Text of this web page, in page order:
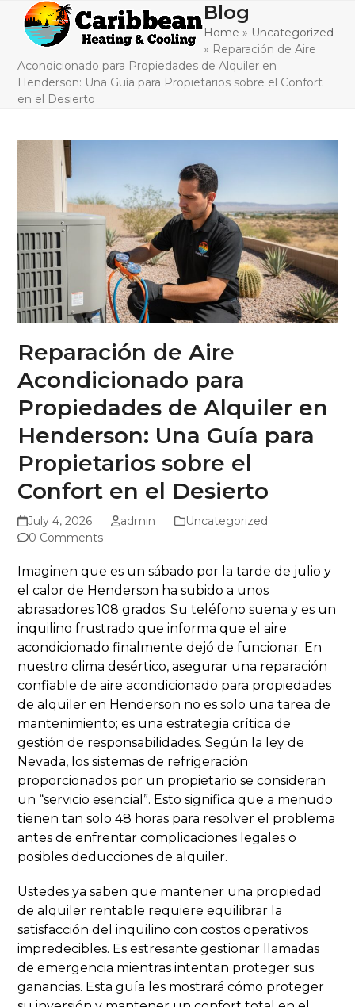
content
Open
mobile
menu
Close
mobile
menu
Blog
Home » Uncategorized
» Reparación de Aire
Acondicionado para Propiedades de Alquiler en
Henderson: Una Guía para Propietarios sobre el Confort
en el Desierto
Reparación de Aire
Acondicionado para
Propiedades de Alquiler en
Henderson: Una Guía para
Propietarios sobre el
Confort en el Desierto
July 4, 2026 admin
Uncategorized
0 Comments
Imaginen que es un sábado por la tarde de julio y
el calor de Henderson ha subido a unos
abrasadores 108 grados. Su teléfono suena y es un
inquilino frustrado que informa que el aire
acondicionado finalmente dejó de funcionar. En
nuestro clima desértico, asegurar una reparación
confiable de aire acondicionado para propiedades
de alquiler en Henderson no es solo una tarea de
mantenimiento; es una estrategia crítica de
gestión de responsabilidades. Según la ley de
Nevada, los sistemas de refrigeración
proporcionados por un propietario se consideran
un “servicio esencial”. Esto significa que a menudo
tienen tan solo 48 horas para resolver el problema
antes de enfrentar complicaciones legales o
posibles deducciones de alquiler.
Ustedes ya saben que mantener una propiedad
de alquiler rentable requiere equilibrar la
satisfacción del inquilino con costos operativos
impredecibles. Es estresante gestionar llamadas
de emergencia mientras intentan proteger sus
ganancias. Esta guía les mostrará cómo proteger